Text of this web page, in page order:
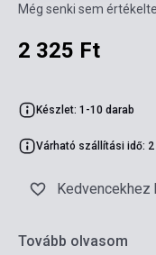
Még senki sem
2 325 Ft
Készlet: 1-10 darab
Várható szállítási idő: 2
Kedvencekhez
Tovább olvasom